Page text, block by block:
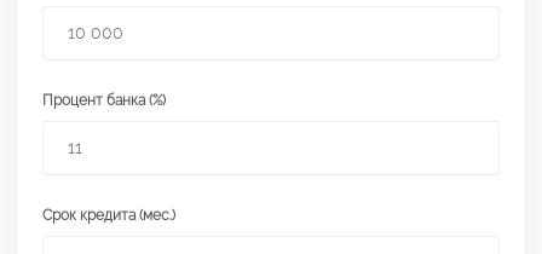
Процент банка (%)
Срок кредита (мес.)